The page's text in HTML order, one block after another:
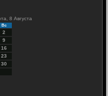
8 Августа
Вс
2
9
16
23
30